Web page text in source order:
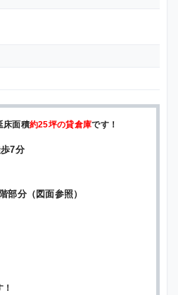
床面積約25坪の貸倉庫です！
7分
分（図面参照）